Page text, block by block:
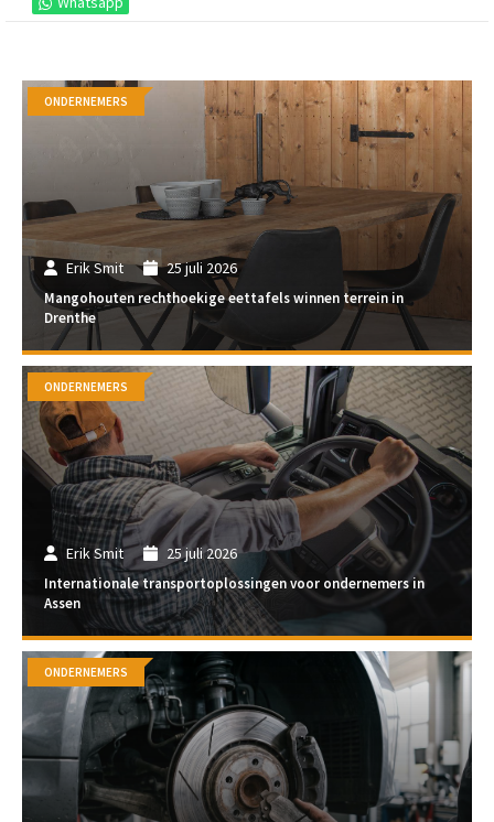
Erik Smit 25 juli 2026
Mangohouten rechthoekige eettafels winnen terrein in
Drenthe
ONDERNEMERS
Erik Smit 25 juli 2026
Internationale transportoplossingen voor ondernemers in
Assen
ONDERNEMERS
ONDERNEMERS